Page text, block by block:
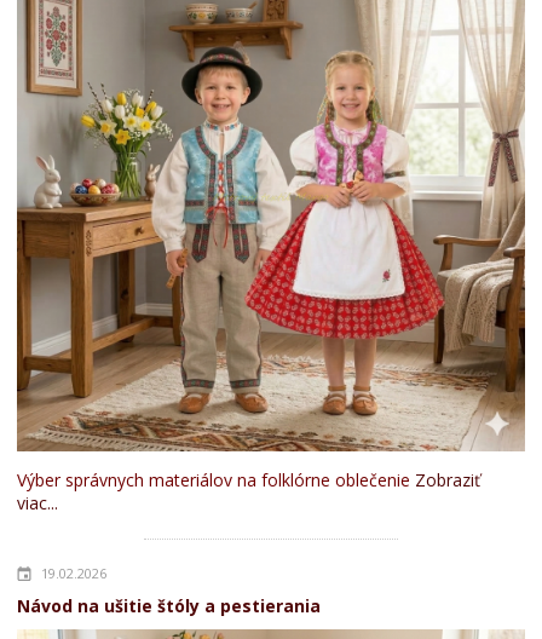
Výber správnych materiálov na folklórne oblečenie Zobraziť
viac...
19.02.2026
Návod na ušitie štóly a pestierania